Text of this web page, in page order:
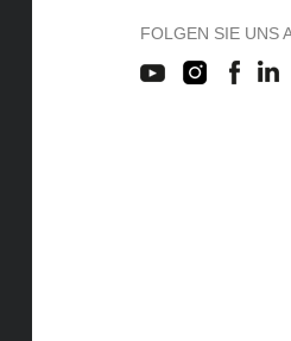
FOLGEN SIE UNS